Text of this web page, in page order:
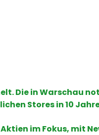
Die in Warschau
Stores in 10
Aktien im Fokus, mit